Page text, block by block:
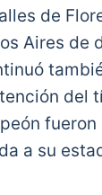
de
Aires de
del
fueron
a su